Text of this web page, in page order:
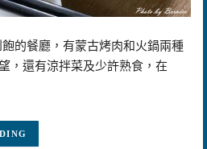
的餐廳，有蒙古烤肉和火鍋兩種
，還有涼拌菜及少許熟食，在